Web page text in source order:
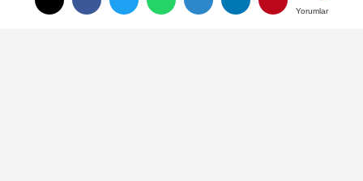
Yorumlar
Yorumlar